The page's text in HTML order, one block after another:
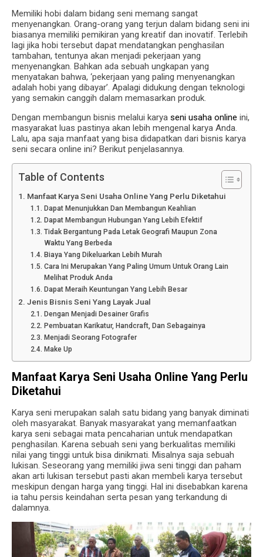
Memiliki hobi dalam bidang seni memang sangat
menyenangkan. Orang-orang yang terjun dalam bidang seni ini
biasanya memiliki pemikiran yang kreatif dan inovatif. Terlebih
lagi jika hobi tersebut dapat mendatangkan penghasilan
tambahan, tentunya akan menjadi pekerjaan yang
menyenangkan. Bahkan ada sebuah ungkapan yang
menyatakan bahwa, ‘pekerjaan yang paling menyenangkan
adalah hobi yang dibayar’. Apalagi didukung dengan teknologi
yang semakin canggih dalam memasarkan produk.
Dengan membangun bisnis melalui karya seni usaha online ini,
masyarakat luas pastinya akan lebih mengenal karya Anda.
Lalu, apa saja manfaat yang bisa didapatkan dari bisnis karya
seni secara online ini? Berikut penjelasannya.
Table of Contents
Manfaat Karya Seni Usaha Online Yang Perlu Diketahui
Dapat Menunjukkan Dan Membangun Keahlian
Dapat Membangun Hubungan Yang Lebih Efektif
Tidak Bergantung Pada Letak Geografi Maupun Zona
Waktu Yang Berbeda
Biaya Yang Dikeluarkan Lebih Murah
Cara Ini Merupakan Yang Paling Umum Untuk Orang Lain
Melihat Produk Anda
Dapat Meraih Keuntungan Yang Lebih Besar
Jenis Bisnis Seni Yang Layak Jual
Dengan Menjadi Desainer Grafis
Pembuatan Karikatur, Handcraft, Dan Sebagainya
Menjadi Seorang Fotografer
Make Up
Manfaat Karya Seni Usaha Online Yang Perlu
Diketahui
Karya seni merupakan salah satu bidang yang banyak diminati
oleh masyarakat. Banyak masyarakat yang memanfaatkan
karya seni sebagai mata pencaharian untuk mendapatkan
penghasilan. Karena sebuah seni yang berkualitas memiliki
nilai yang tinggi untuk bisa dinikmati. Misalnya saja sebuah
lukisan. Seseorang yang memiliki jiwa seni tinggi dan paham
akan arti lukisan tersebut pasti akan membeli karya tersebut
meskipun dengan harga yang tinggi. Hal ini disebabkan karena
ia tahu persis keindahan serta pesan yang terkandung di
dalamnya.